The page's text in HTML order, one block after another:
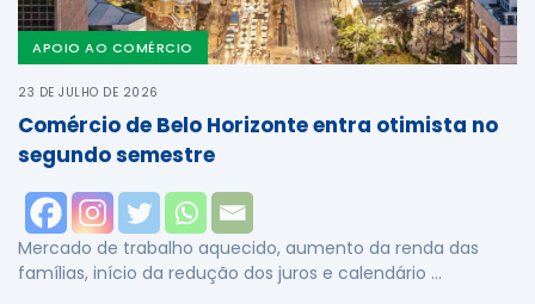
APOIO AO COMÉRCIO
23 DE JULHO DE 2026
Comércio de Belo Horizonte entra otimista no
segundo semestre
Mercado de trabalho aquecido, aumento da renda das
famílias, início da redução dos juros e calendário …